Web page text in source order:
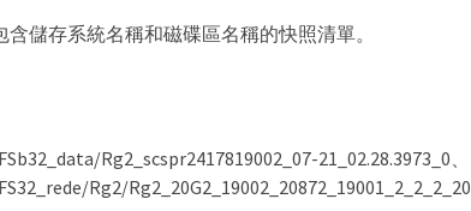
儲存系統名稱和磁碟區名稱的快照清單。
Rg2_scspr2417819002_07-21_02.28.3973_0、
Rg2/Rg2_20G2_19002_20872_19001_2_2_2_20